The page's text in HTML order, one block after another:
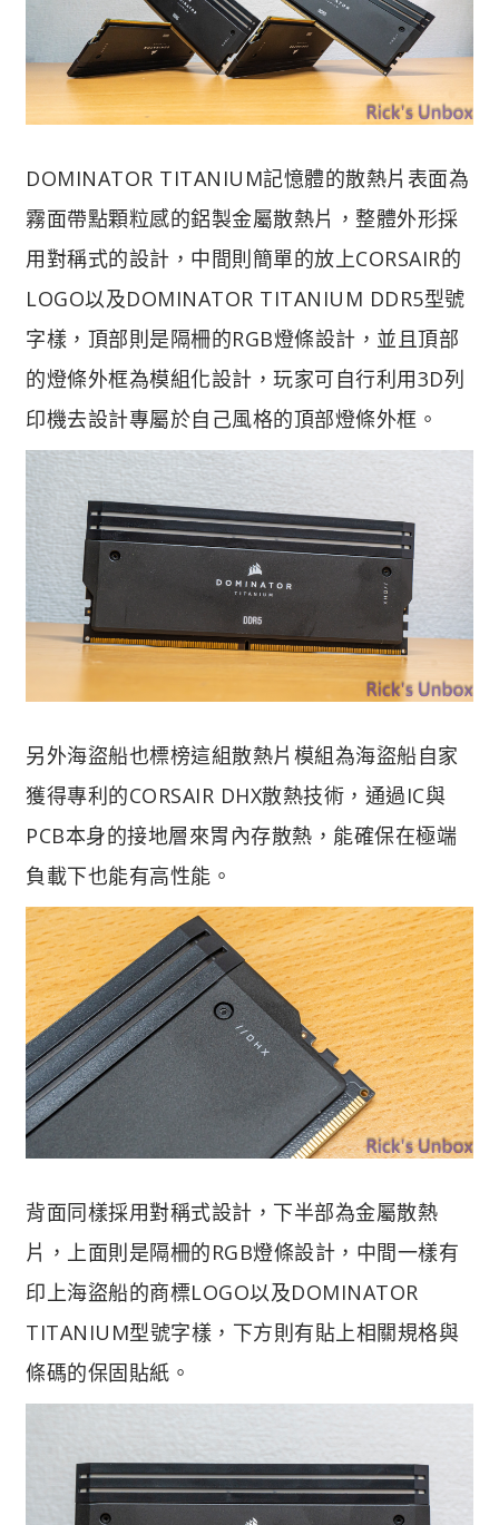
DOMINATOR TITANIUM記憶體的散熱片表面為
霧面帶點顆粒感的鋁製金屬散熱片，整體外形採
用對稱式的設計，中間則簡單的放上CORSAIR的
LOGO以及DOMINATOR TITANIUM DDR5型號
字樣，頂部則是隔柵的RGB燈條設計，並且頂部
的燈條外框為模組化設計，玩家可自行利用3D列
印機去設計專屬於自己風格的頂部燈條外框。
另外海盜船也標榜這組散熱片模組為海盜船自家
獲得專利的CORSAIR DHX散熱技術，通過IC與
PCB本身的接地層來胃內存散熱，能確保在極端
負載下也能有高性能。
背面同樣採用對稱式設計，下半部為金屬散熱
片，上面則是隔柵的RGB燈條設計，中間一樣有
印上海盜船的商標LOGO以及DOMINATOR
TITANIUM型號字樣，下方則有貼上相關規格與
條碼的保固貼紙。